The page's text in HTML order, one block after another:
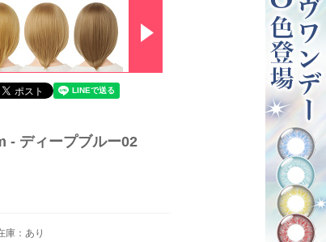
- ディープブルー02
庫：あり